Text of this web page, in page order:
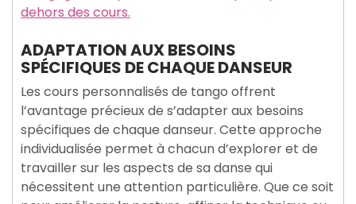
dehors des cours.
ADAPTATION AUX BESOINS
SPÉCIFIQUES DE CHAQUE DANSEUR
Les cours personnalisés de tango offrent
l’avantage précieux de s’adapter aux besoins
spécifiques de chaque danseur. Cette approche
individualisée permet à chacun d’explorer et de
travailler sur les aspects de sa danse qui
nécessitent une attention particulière. Que ce soit